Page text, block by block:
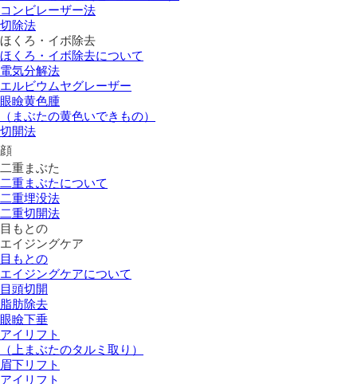
コンビレーザー法
切除法
ほくろ・イボ除去
ほくろ・イボ除去について
電気分解法
エルビウムヤグレーザー
眼瞼黄色腫
（まぶたの黄色いできもの）
切開法
顔
二重まぶた
二重まぶたについて
二重埋没法
二重切開法
目もとの
エイジングケア
目もとの
エイジングケアについて
目頭切開
脂肪除去
眼瞼下垂
アイリフト
（上まぶたのタルミ取り）
眉下リフト
アイリフト